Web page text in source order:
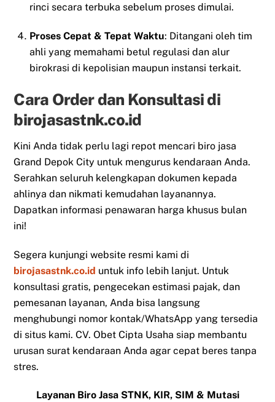
rinci secara terbuka sebelum proses dimulai.
Proses Cepat & Tepat Waktu: Ditangani oleh tim
ahli yang memahami betul regulasi dan alur
birokrasi di kepolisian maupun instansi terkait.
Cara Order dan Konsultasi di
birojasastnk.co.id
Kini Anda tidak perlu lagi repot mencari biro jasa
Grand Depok City untuk mengurus kendaraan Anda.
Serahkan seluruh kelengkapan dokumen kepada
ahlinya dan nikmati kemudahan layanannya.
Dapatkan informasi penawaran harga khusus bulan
ini!
Segera kunjungi website resmi kami di
birojasastnk.co.id untuk info lebih lanjut. Untuk
konsultasi gratis, pengecekan estimasi pajak, dan
pemesanan layanan, Anda bisa langsung
menghubungi nomor kontak/WhatsApp yang tersedia
di situs kami. CV. Obet Cipta Usaha siap membantu
urusan surat kendaraan Anda agar cepat beres tanpa
stres.
Layanan Biro Jasa STNK, KIR, SIM & Mutasi